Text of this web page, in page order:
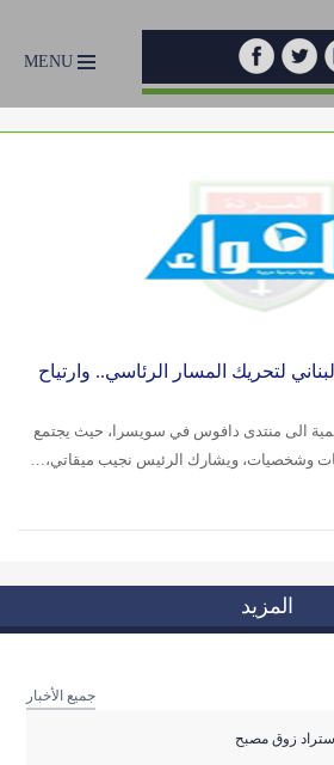
MENU
لتحريك المسار الرئاسي.. وارتياح
الى منتدى دافوس في سويسرا، حيث يجتمع
وشخصيات، ويشارك الرئيس نجيب ميقاتي،…
المزيد
جميع الأخبار
زوق مصبح